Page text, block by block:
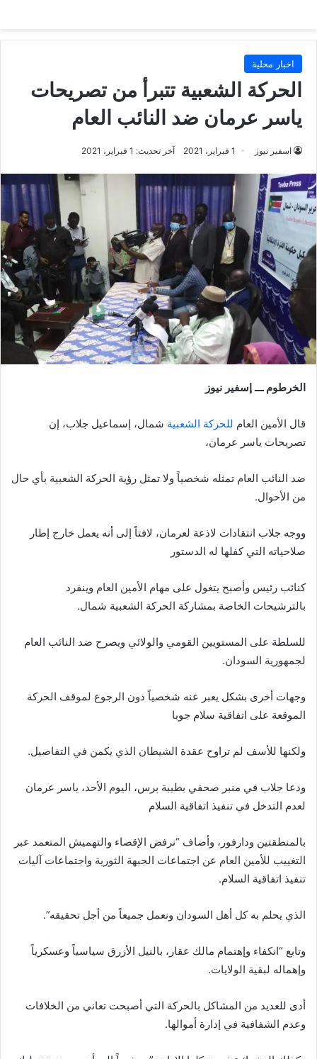
اخبار محلية
الحركة الشعبية تتبرأ من تصريحات
ياسر عرمان ضد النائب العام
اسفير نيوز 1 فبراير، 2021 آخر تحديث: 1 فبراير، 2021
الخرطوم ـــ إسفير نيوز
قال الأمين العام للحركة الشعبية شمال، إسماعيل جلاب، إن
تصريحات ياسر عرمان،
ضد النائب العام تمثله شخصياً ولا تمثل رؤية الحركة الشعبية بأي حال
من الأحوال.
ووجه جلاب انتقادات لاذعة لعرمان، لافتاً إلى أنه يعمل خارج إطار
صلاحياته التي كفلها له الدستور
كنائب رئيس وأصبح يتغول على مهام الأمين العام وينفرد
بالترشيحات الخاصة بمشاركة الحركة الشعبية شمال.
للسلطة على المستويين القومي والولائي ويصرح ضد النائب العام
لجمهورية السودان.
وجهات أخرى بشكل يعبر عنه شخصياً دون الرجوع لموقف الحركة
الموقعة على اتفاقية سلام جوبا
ولكنها للأسف لم تراوح عقدة الشيطان الذي يكمن في التفاصيل.
ودعا جلاب في منبر صحفي بطيبة برس، اليوم الأحد، ياسر عرمان
لعدم التدخل في تنفيذ اتفاقية السلام
بالمنطقتين ودارفور، وأضاف “نرفض الإقصاء والتهميش المتعمد عبر
التغييب للأمين العام عن اجتماعات الجبهة الثورية واجتماعات آليات
تنفيذ اتفاقية السلام.
الذي يحلم به كل أهل السودان ونعمل جميعاً من أجل تحقيقه”.
وتابع “انكفاء وإهتمام مالك عقار، بالنيل الأزرق سياسياً وعسكرياً
وإهماله لبقية الولايات.
أدى للعديد من المشاكل بالحركة التي أصبحت تعاني من الخلافات
وعدم الشفافية في إدارة أموالها.